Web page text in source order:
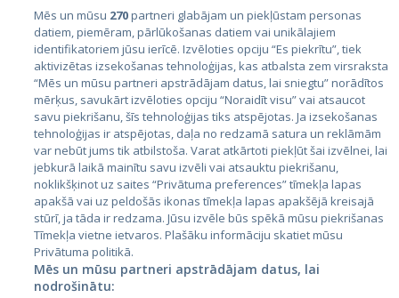
Valstis
Igaunija
Latvija
Lietuva
Mēs un mūsu 270partneri glabājam un piekļūstam personas
datiem, piemēram, pārlūkošanas datiem vai unikālajiem
identifikatoriem jūsu ierīcē. Izvēloties opciju “Es piekrītu”, tiek
aktivizētas izsekošanas tehnoloģijas, kas atbalsta zem virsraksta
“Mēs un mūsu partneri apstrādājam datus, lai sniegtu” norādītos
mērķus, savukārt izvēloties opciju “Noraidīt visu” vai atsaucot
savu piekrišanu, šīs tehnoloģijas tiks atspējotas. Ja izsekošanas
tehnoloģijas ir atspējotas, daļa no redzamā satura un reklāmām
var nebūt jums tik atbilstoša. Varat atkārtoti piekļūt šai izvēlnei, lai
jebkurā laikā mainītu savu izvēli vai atsauktu piekrišanu,
noklikšķinot uz saites “Privātuma preferences” tīmekļa lapas
apakšā vai uz peldošās ikonas tīmekļa lapas apakšējā kreisajā
stūrī, ja tāda ir redzama. Jūsu izvēle būs spēkā mūsu piekrišanas
Tīmekļa vietne ietvaros. Plašāku informāciju skatiet mūsu
Privātuma politikā.
Mēs un mūsu partneri apstrādājam datus, lai
nodrošinātu: